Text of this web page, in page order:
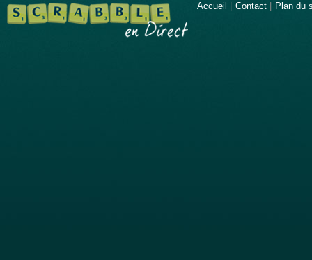
Accueil Contact Plan du